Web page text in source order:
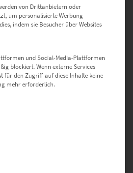
Tower at the Speed of Light
von Drittanbietern oder
um personalisierte Werbung
indem sie Besucher über Websites
und Social-Media-Plattformen
blockiert. Wenn externe Services
für den Zugriff auf diese Inhalte keine
mehr erforderlich.